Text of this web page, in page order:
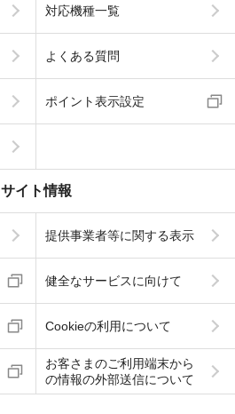
対応機種一覧
よくある質問
ポイント表示設定
サイト情報
提供事業者等に関する表示
健全なサービスに向けて
Cookieの利用について
お客さまのご利用端末から
の情報の外部送信について